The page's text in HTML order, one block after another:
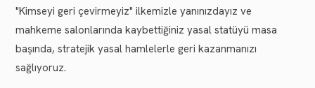
"Kimseyi geri çevirmeyiz" ilkemizle yanınızdayız ve
mahkeme salonlarında kaybettiğiniz yasal statüyü masa
başında, stratejik yasal hamlelerle geri kazanmanızı
sağlıyoruz.